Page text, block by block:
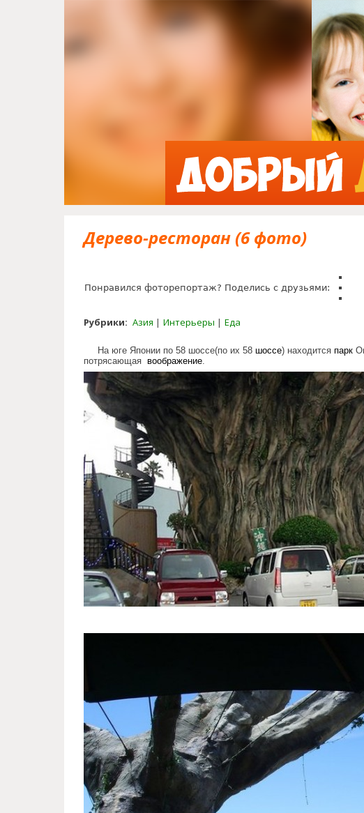
Дерево-ресторан (6 фото)
Понравился фоторепортаж? Поделись с друзьями:
Рубрики: Азия Интерьеры Еда
На юге Японии по 58 шоссе(по их 58 шоссе) находится парк
потрясающая воображение
tree_restaurant.jpg